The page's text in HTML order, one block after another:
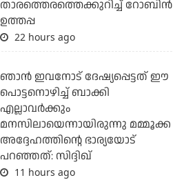
താരത്തെരത്തെക്കുറിച്ച് റോബിന്‍
ഉത്തപ്പ
22 hours ago
ഞാന്‍ ഇവനോട് ദേഷ്യപ്പെട്ടത് ഈ
പൊട്ടനൊഴിച്ച് ബാക്കി
എല്ലാവര്‍ക്കും
മനസിലായെന്നായിരുന്നു മമ്മൂക്ക
അദ്ദേഹത്തിന്റെ ഭാര്യയോട്
പറഞ്ഞത്: സിദ്ദിഖ്
11 hours ago